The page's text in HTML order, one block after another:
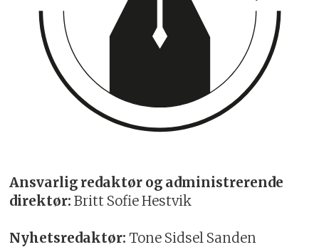
Ansvarlig redaktør og administrerende
direktør: Britt Sofie Hestvik
Nyhetsredaktør: Tone Sidsel Sanden